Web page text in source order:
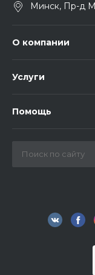
Минск, Пр-д
О компании
Услуги
Помощь